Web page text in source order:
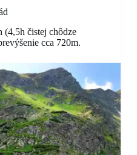
(4,5h čistej chôdze
cca 720m.